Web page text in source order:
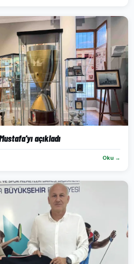
açıkladı
Oku →